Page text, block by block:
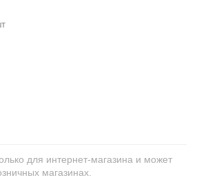
для интернет-магазина и может
магазинах.